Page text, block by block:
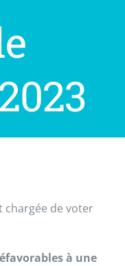
chargée de voter
à une